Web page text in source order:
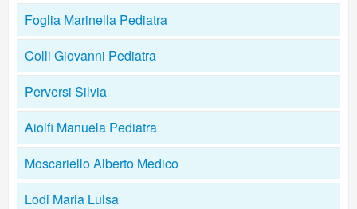
Foglia Marinella Pediatra
Colli Giovanni Pediatra
Perversi Silvia
Aiolfi Manuela Pediatra
Moscariello Alberto Medico
Lodi Maria Luisa